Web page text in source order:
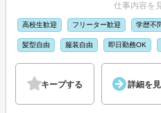
仕事内容を
高校生歓迎 フリーター歓迎 学歴不
髪型自由 服装自由 即日勤務OK
キープする 詳細を